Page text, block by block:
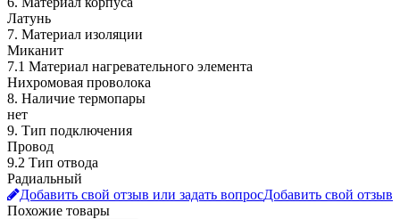
Латунь
7. Материал изоляции
Миканит
7.1 Материал нагревательного элемента
Нихромовая проволока
8. Наличие термопары
нет
9. Тип подключения
Провод
9.2 Тип отвода
Радиальный
Добавить свой отзыв или задать вопросДобавить свой отзыв
Похожие товары